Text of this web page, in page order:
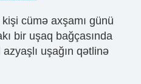
cümə axşamı günü
bir uşaq bağçasında
uşağın qətlinə